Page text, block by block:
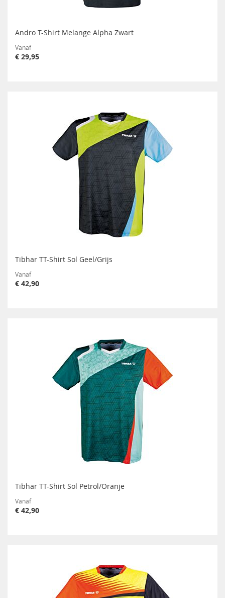
Andro T-Shirt Melange Alpha Zwart
Vanaf
€ 29,95
Tibhar TT-Shirt Sol Geel/Grijs
Vanaf
€ 42,90
Tibhar TT-Shirt Sol Petrol/Oranje
Vanaf
€ 42,90